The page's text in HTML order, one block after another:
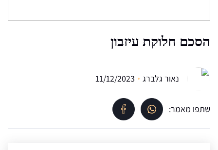
הסכם חלוקת עיזבון
נאור גלברג 11/12/2023
שתפו מאמר: